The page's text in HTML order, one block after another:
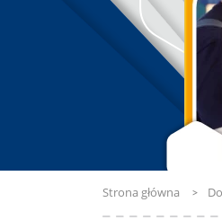
Strona główna